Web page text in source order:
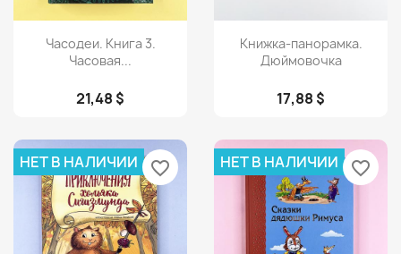
Просмотр
Часодеи. Книга 3.
Часовая...
21,48 $
Просмотр
Книжка-панорамка.
Дюймовочка
17,88 $
НЕТ В НАЛИЧИИ favorite_border НЕТ В НАЛИЧИИ favorite_border